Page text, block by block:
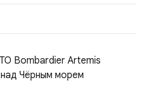
государственных и